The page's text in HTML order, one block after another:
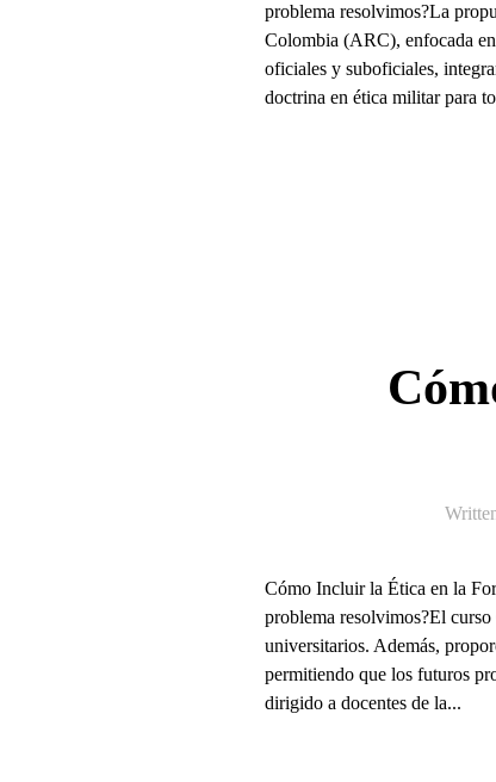
problema resolvimos?La
Colombia (ARC), enfocada
oficiales y suboficiales,
doctrina en ética militar para
Cómo Incluir la Ética en la
problema resolvimos?El
universitarios. Además,
permitiendo que los futuros
dirigido a docentes de la...